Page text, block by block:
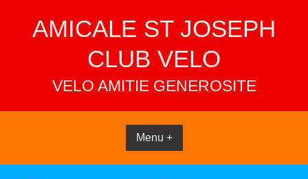
contentAMICALE ST JOSEPH
CLUB VELO
VELO AMITIE GENEROSITE
Menu +